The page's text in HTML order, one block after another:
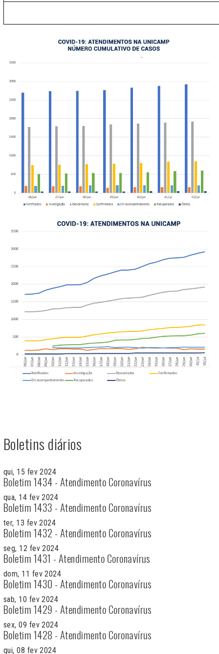
Boletins diários
qui, 15 fev 2024
Boletim 1434 - Atendimento Coronavírus
qua, 14 fev 2024
Boletim 1433 - Atendimento Coronavírus
ter, 13 fev 2024
Boletim 1432 - Atendimento Coronavírus
seg, 12 fev 2024
Boletim 1431 - Atendimento Coronavírus
dom, 11 fev 2024
Boletim 1430 - Atendimento Coronavírus
sab, 10 fev 2024
Boletim 1429 - Atendimento Coronavírus
sex, 09 fev 2024
Boletim 1428 - Atendimento Coronavírus
qui, 08 fev 2024